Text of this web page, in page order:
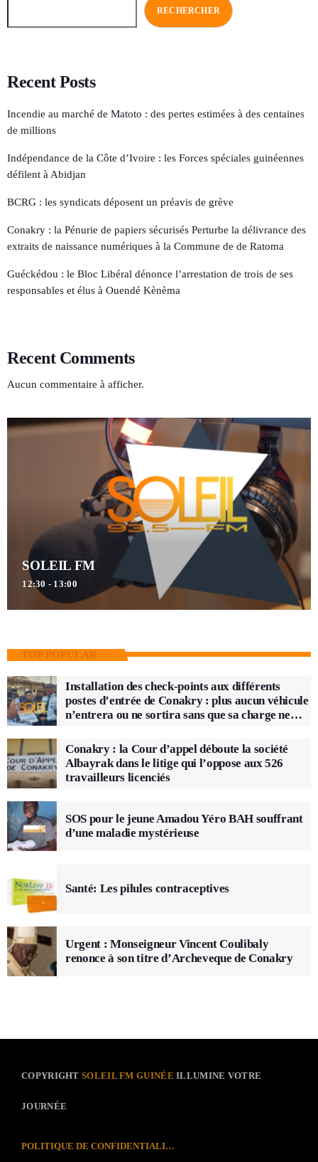
RECHERCHER
Recent Posts
Incendie au marché de Matoto : des pertes estimées à des centaines
de millions
Indépendance de la Côte d’Ivoire : les Forces spéciales guinéennes
défilent à Abidjan
BCRG : les syndicats déposent un préavis de grève
Conakry : la Pénurie de papiers sécurisés Perturbe la délivrance des
extraits de naissance numériques à la Commune de de Ratoma
Guéckédou : le Bloc Libéral dénonce l’arrestation de trois de ses
responsables et élus à Ouendé Kènèma
Recent Comments
Aucun commentaire à afficher.
SOLEIL FM
12:30 - 13:00
TOP POPULAR
Installation des check-points aux différents
postes d’entrée de Conakry : plus aucun véhicule
n’entrera ou ne sortira sans que sa charge ne
Conakry : la Cour d’appel déboute la société
Albayrak dans le litige qui l’oppose aux 526
travailleurs licenciés
SOS pour le jeune Amadou Yéro BAH souffrant
d’une maladie mystérieuse
Santé: Les pilules contraceptives
Urgent : Monseigneur Vincent Coulibaly
renonce à son titre d’Archeveque de Conakry
COPYRIGHTSOLEIL FM GUINÉE ILLUMINE VOTRE
JOURNÉE
POLITIQUE DE CONFIDENTIALITÉ